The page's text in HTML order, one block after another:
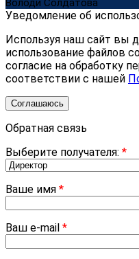
Володи Солдатова
Уведомление об
Используя наш сайт вы
использование файлов
согласие на обработку
соответствии с нашей
Соглашаюсь
Обратная связь
Выберите получателя: *
Ваше имя *
Ваш e-mail *